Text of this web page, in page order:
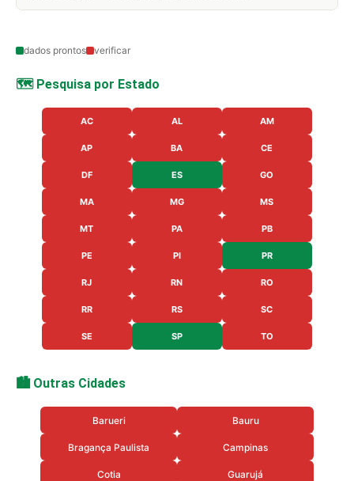
dados prontos verificar
🗺️ Pesquisa por Estado
AC AL AM
AP BA CE
DF ES GO
MA MG MS
MT PA PB
PE PI PR
RJ RN RO
RR RS SC
SE SP TO
🏙️ Outras Cidades
Barueri Bauru
Bragança Paulista Campinas
Cotia Guarujá